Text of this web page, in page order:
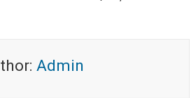
Admin